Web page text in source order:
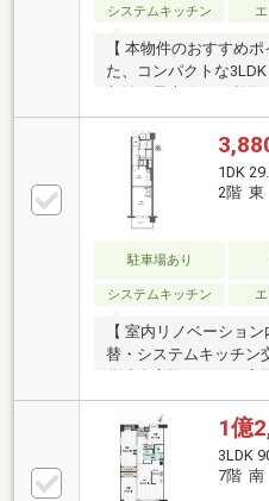
システムキッチン
【 本物件のおすすめ
た、コンパクトな
収納を最大限にご利用
完備！ お荷物の多い
ございます。●野村不
設・松栄建設施工●総
●野村不動産パートナ
理員週7日勤務、管理
トロック採用●エレベ
「西大井広場公園」に
1DK
2階 東
駐車場あり
システムキッチン
【 室内リノベーショ
替・システムキッチン
化粧台交換・トイレ交
具交換・給湯器交換・
ング
1億
3LDK
7階 南